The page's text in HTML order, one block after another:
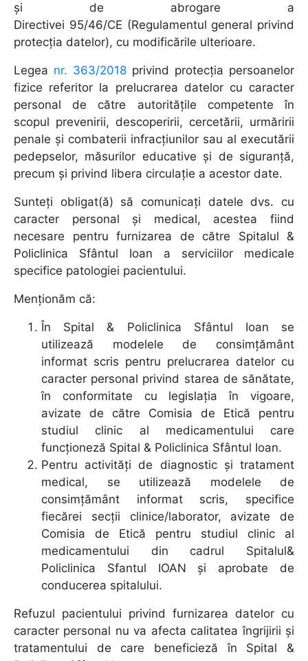
și de abrogare a
Directivei 95/46/CE (Regulamentul general privind
protecția datelor), cu modificările ulterioare.
Legea nr. 363/2018 privind protecția persoanelor
fizice referitor la prelucrarea datelor cu caracter
personal de către autoritățile competente în
scopul prevenirii, descoperirii, cercetării, urmăririi
penale și combaterii infracțiunilor sau al executării
pedepselor, măsurilor educative și de siguranță,
precum și privind libera circulație a acestor date.
Sunteţi obligat(ă) să comunicaţi datele dvs. cu
caracter personal şi medical, acestea fiind
necesare pentru furnizarea de către Spitalul &
Policlinica Sfântul Ioan a serviciilor medicale
specifice patologiei pacientului.
Menţionăm că:
În Spital & Policlinica Sfântul Ioan se
utilizează modelele de consimţământ
informat scris pentru prelucrarea datelor cu
caracter personal privind starea de sănătate,
în conformitate cu legislația în vigoare,
avizate de către Comisia de Etică pentru
studiul clinic al medicamentului care
funcţioneză Spital & Policlinica Sfântul Ioan.
Pentru activităţi de diagnostic şi tratament
medical, se utilizează modelele de
consimţământ informat scris, specifice
fiecărei secţii clinice/laborator, avizate de
Comisia de Etică pentru studiul clinic al
medicamentului din cadrul Spitalul&
Policlinica Sfantul IOAN şi aprobate de
conducerea spitalului.
Refuzul pacientului privind furnizarea datelor cu
caracter personal nu va afecta calitatea îngrijirii şi
tratamentului de care beneficieză în Spital &